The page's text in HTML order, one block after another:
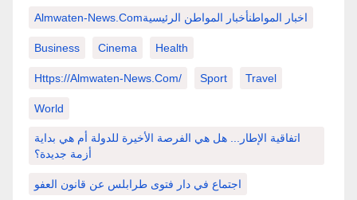
Almwaten-News.comاخبار المواطنأخبار المواطن الرئيسية
Business Cinema Health
Https://almwaten-News.com/ Sport Travel
World
اتفاقية الإطار... هل هي الفرصة الأخيرة للدولة أم هي بداية
أزمة جديدة؟
اجتماع في دار فتوى طرابلس عن قانون العفو